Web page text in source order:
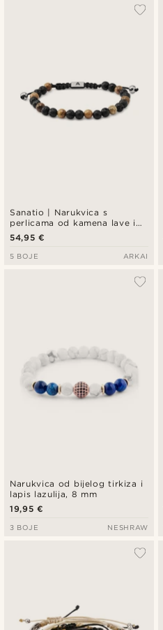
Sanatio | Narukvica s
perlicama od kamena lave i
Jašma (Jasper), 8 mm
54,95 €
5 BOJE ARKAI
Narukvica od bijelog tirkiza i
lapis lazulija, 8 mm
19,95 €
3 BOJE NESHRAW